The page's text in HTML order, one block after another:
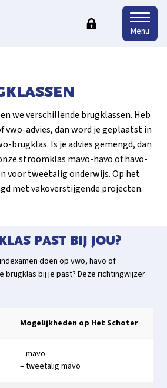
Menu
we verschillende brugklassen. Heb
vwo-advies, dan word je geplaatst in
brugklas. Is je advies gemengd, dan
stroomklas mavo-havo of havo-
voor tweetalig onderwijs. Op het
met vakoverstijgende projecten.
PAST BIJ JOU?
doen op vwo, havo of
brugklas bij je past? Deze richtingwijzer
Mogelijkheden op Het Schoter
– mavo
– tweetalig mavo